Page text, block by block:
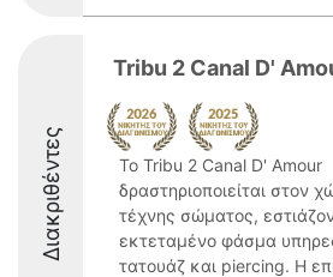
Διακριθέντες
Tribu 2 Canal D'
Το Tribu 2 Canal D' Amour
δραστηριοποιείται στον
τέχνης σώματος,
εκτεταμένο φάσμα
τατουάζ και piercing. Η